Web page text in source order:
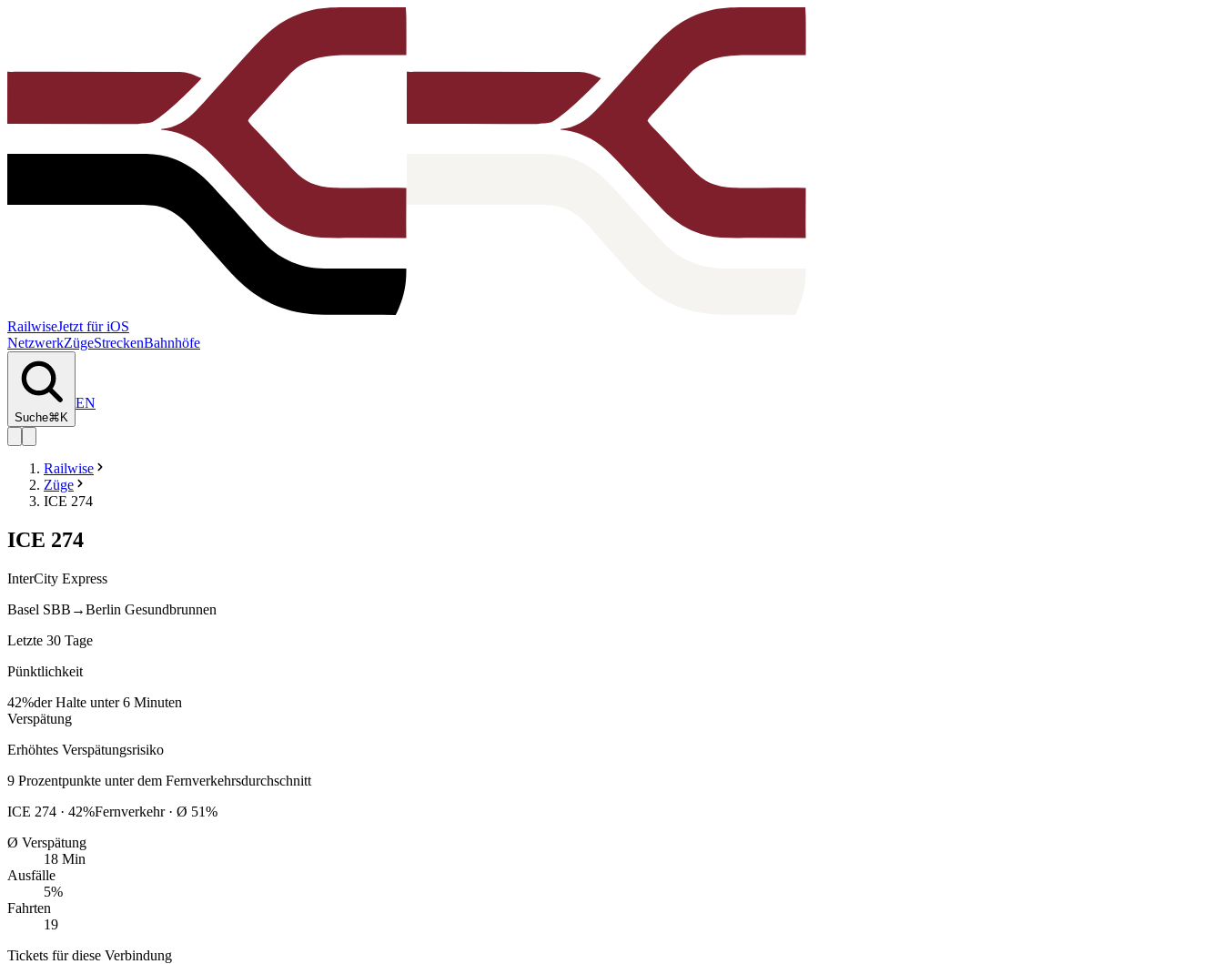
RailwiseJetzt für iOS
NetzwerkZügeStreckenBahnhöfe
Suche⌘K
EN
Railwise
Züge
ICE 274
ICE 274
InterCity Express
Basel SBB →Berlin Gesundbrunnen
Letzte 30 Tage
Pünktlichkeit
42%der Halte unter 6 Minuten
Verspätung
Erhöhtes Verspätungsrisiko
9 Prozentpunkte unter dem Fernverkehrsdurchschnitt
ICE 274 · 42%Fernverkehr · Ø 51%
Ø Verspätung
18 Min
Ausfälle
5%
Fahrten
19
Tickets für diese Verbindung